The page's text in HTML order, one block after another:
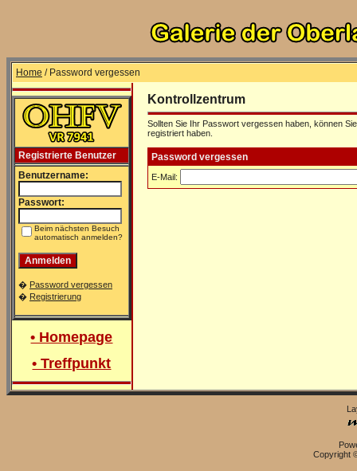
Home / Password vergessen
Registrierte Benutzer
Benutzername:
Passwort:
Beim nächsten Besuch
automatisch anmelden?
� Password vergessen
� Registrierung
• Homepage
• Treffpunkt
Kontrollzentrum
Sollten Sie Ihr Passwort vergessen haben, können
registriert haben.
Password vergessen
E-Mail:
Copyright